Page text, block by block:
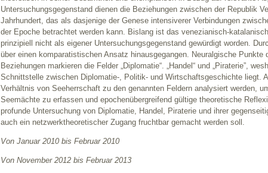
Untersuchungsgegenstand dienen die Beziehungen zwischen der Republik
Jahrhundert, das als dasjenige der Genese intensiverer Verbindungen
der Epoche betrachtet werden kann. Bislang ist das venezianisch-
prinzipiell nicht als eigener Untersuchungsgegenstand gewürdigt worden.
über einen komparatistischen Ansatz hinausgegangen. Neuralgische Punkte
Beziehungen markieren die Felder „Diplomatie“. „Handel“ und „Piraterie”,
Schnittstelle zwischen Diplomatie-, Politik- und Wirtschaftsgeschichte liegt.
Verhältnis von Seeherrschaft zu den genannten Feldern analysiert werden,
Seemächte zu erfassen und epochenübergreifend gültige theoretische
profunde Untersuchung von Diplomatie, Handel, Piraterie und ihrer
auch ein netzwerktheoretischer Zugang fruchtbar gemacht werden soll.
Von Januar 2010 bis Februar 2010
Von November 2012 bis Februar 2013